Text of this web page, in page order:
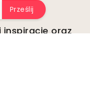
Prześlij
inspiracje oraz